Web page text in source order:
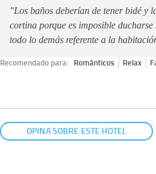
"Los baños deberían de tener bidé y
cortina porque es imposible
todo lo demás referente a la
Recomendado para: Románticos Relax
OPINA SOBRE ESTE HOTEL